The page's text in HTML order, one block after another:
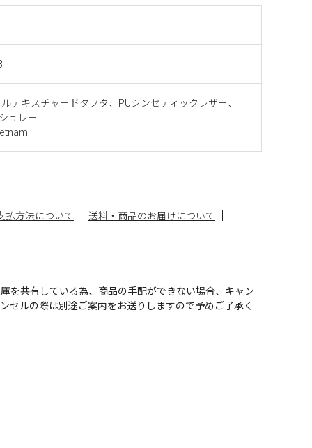
テキスチャードタフタ、PUシンセティックレザー、
ュレー
払方法について
送料・商品のお届けについて
を共有している為、商品の手配ができない場合、キャン
セルの際は別途ご案内をお送りしますので予めご了承く